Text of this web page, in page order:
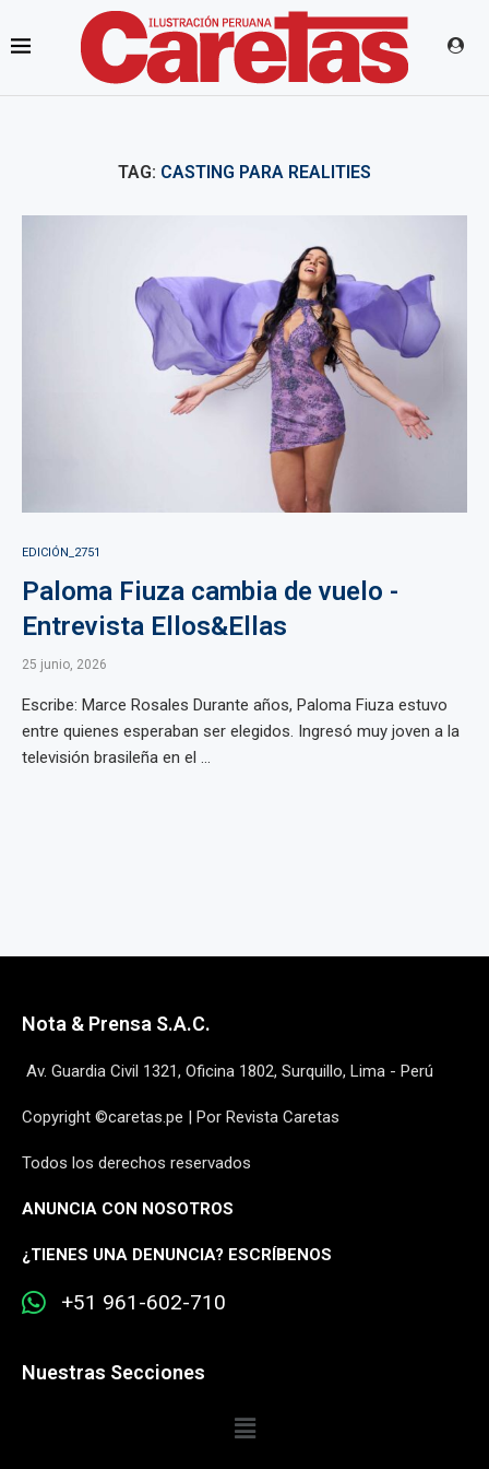
TAG: CASTING PARA REALITIES
EDICIÓN_2751
Paloma Fiuza cambia de vuelo -
Entrevista Ellos&Ellas
25 junio, 2026
Escribe: Marce Rosales Durante años, Paloma Fiuza estuvo
entre quienes esperaban ser elegidos. Ingresó muy joven a la
televisión brasileña en el ...
Nota & Prensa S.A.C.
Av. Guardia Civil 1321, Oficina 1802, Surquillo, Lima - Perú
Copyright ©caretas.pe | Por Revista Caretas
Todos los derechos reservados
ANUNCIA CON NOSOTROS
¿TIENES UNA DENUNCIA? ESCRÍBENOS
+51 961-602-710
Nuestras Secciones